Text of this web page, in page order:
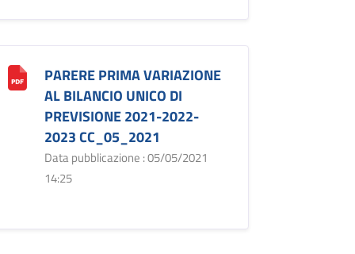
PARERE PRIMA VARIAZIONE
AL BILANCIO UNICO DI
PREVISIONE 2021-2022-
2023 CC_05_2021
Data pubblicazione : 05/05/2021
14:25